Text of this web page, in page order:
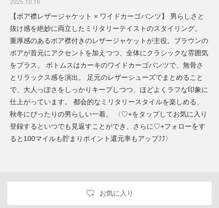
2025.10.16
【ボア襟レザージャケット × ワイドカーゴパンツ】 男らしさと
抜け感を絶妙に両立したミリタリーテイストのスタイリング。
重厚感のあるボア襟付きのレザージャケットが主役。ブラウンの
ボアが首元にアクセントを加えつつ、全体にクラシックな雰囲気
をプラス。 ボトムスはカーキのワイドカーゴパンツで、無骨さ
とリラックス感を演出。 足元のレザーシューズでまとめること
で、大人っぽさをしっかりキープしつつ、ほどよくラフな印象に
仕上がっています。 都会的なミリタリースタイルを楽しめる、
秋冬にぴったりの男らしい一着。 〈♡+をタップしてお気に入り
登録するといつでも見返すことができ、さらに♡+フォローをす
ると100マイルも貯まりポイント還元率もアップ⤴︎⤴︎〉
お気に入り